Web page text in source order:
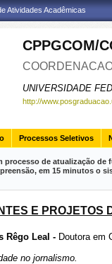
Atividades Acadêmicas
CPPGCOM/
UNIVERSIDADE
http://
Processos Seletivos
processo de atualização
em 15 minutos o
E PROJETOS
Rêgo Leal - Doutora em
no jornalismo.